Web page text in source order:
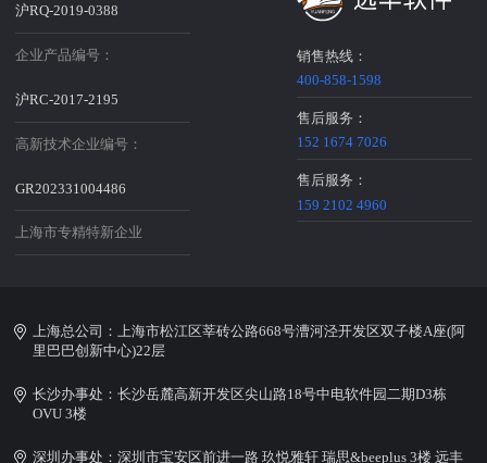
沪RQ-2019-0388
企业产品编号：
沪RC-2017-2195
高新技术企业编号：
GR202331004486
上海市专精特新企业
销售热线：
400-858-1598
售后服务：
152 1674 7026
售后服务：
159 2102 4960
上海总公司：上海市松江区莘砖公路668号漕河泾开发区双子楼A座(阿
里巴巴创新中心)22层
长沙办事处：长沙岳麓高新开发区尖山路18号中电软件园二期D3栋
OVU 3楼
深圳办事处：深圳市宝安区前进一路 玖悦雅轩 瑞思&beeplus 3楼 远丰